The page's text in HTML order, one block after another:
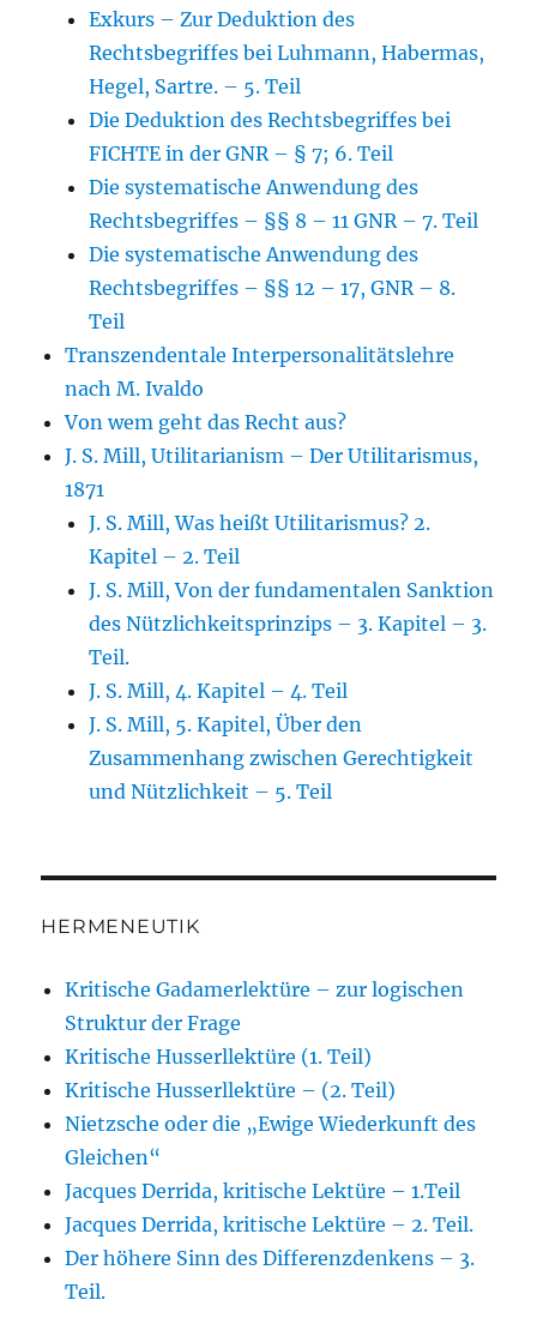
Exkurs – Zur Deduktion des
Rechtsbegriffes bei Luhmann, Habermas,
Hegel, Sartre. – 5. Teil
Die Deduktion des Rechtsbegriffes bei
FICHTE in der GNR – § 7; 6. Teil
Die systematische Anwendung des
Rechtsbegriffes – §§ 8 – 11 GNR – 7. Teil
Die systematische Anwendung des
Rechtsbegriffes – §§ 12 – 17, GNR – 8.
Teil
Transzendentale Interpersonalitätslehre
nach M. Ivaldo
Von wem geht das Recht aus?
J. S. Mill, Utilitarianism – Der Utilitarismus,
1871
J. S. Mill, Was heißt Utilitarismus? 2.
Kapitel – 2. Teil
J. S. Mill, Von der fundamentalen Sanktion
des Nützlichkeitsprinzips – 3. Kapitel – 3.
Teil.
J. S. Mill, 4. Kapitel – 4. Teil
J. S. Mill, 5. Kapitel, Über den
Zusammenhang zwischen Gerechtigkeit
und Nützlichkeit – 5. Teil
HERMENEUTIK
Kritische Gadamerlektüre – zur logischen
Struktur der Frage
Kritische Husserllektüre (1. Teil)
Kritische Husserllektüre – (2. Teil)
Nietzsche oder die „Ewige Wiederkunft des
Gleichen“
Jacques Derrida, kritische Lektüre – 1.Teil
Jacques Derrida, kritische Lektüre – 2. Teil.
Der höhere Sinn des Differenzdenkens – 3.
Teil.